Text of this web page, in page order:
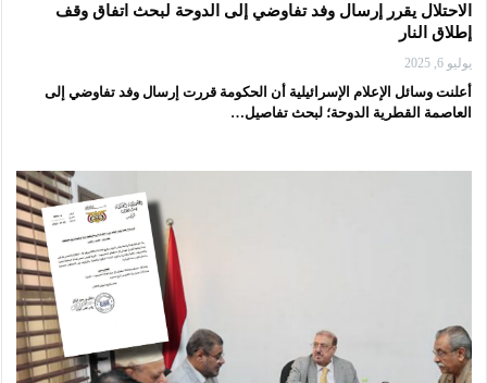
الاحتلال يقرر إرسال وفد تفاوضي إلى الدوحة لبحث اتفاق وقف
إطلاق النار
يوليو 6, 2025
أعلنت وسائل الإعلام الإسرائيلية أن الحكومة قررت إرسال وفد تفاوضي إلى
العاصمة القطرية الدوحة؛ لبحث تفاصيل…